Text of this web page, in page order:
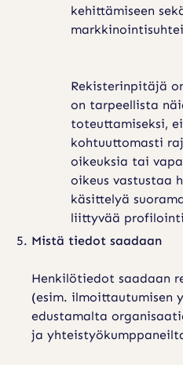
kehittämiseen
Rekisterinpitäjä
on tarpeellista
toteuttamiseksi,
kohtuuttomasti
oikeuksia tai
oikeus vastustaa
käsittelyä
liittyvää
Mistä tiedot saadaan
Henkilötiedot saadaan
(esim. ilmoittautumisen
edustamalta
ja